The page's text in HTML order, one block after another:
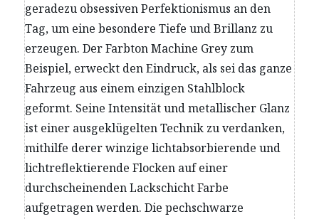
geradezu obsessiven Perfektionismus an den
Tag, um eine besondere Tiefe und Brillanz zu
erzeugen. Der Farbton Machine Grey zum
Beispiel, erweckt den Eindruck, als sei das ganze
Fahrzeug aus einem einzigen Stahlblock
geformt. Seine Intensität und metallischer Glanz
ist einer ausgeklügelten Technik zu verdanken,
mithilfe derer winzige lichtabsorbierende und
lichtreflektierende Flocken auf einer
durchscheinenden Lackschicht Farbe
aufgetragen werden. Die pechschwarze